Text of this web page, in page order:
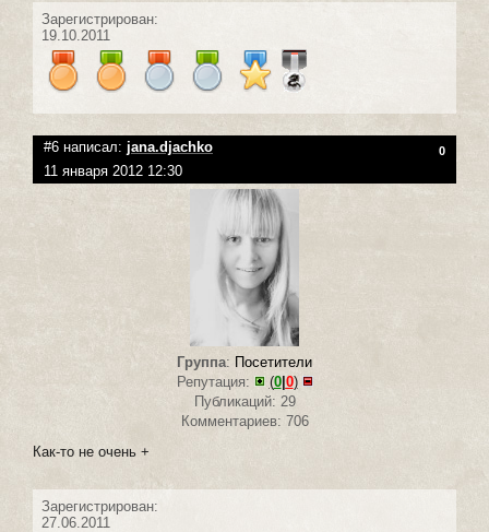
Зарегистрирован:
19.10.2011
#6 написал: jana.djachko 0
11 января 2012 12:30
Группа: Посетители
Репутация:
(0|0)
Публикаций: 29
Комментариев: 706
Как-то не очень +
Зарегистрирован:
27.06.2011